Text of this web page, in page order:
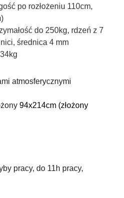
po rozłożeniu 110cm,
do 250kg, rdzeń z 7
średnica 4 mm
atmosferycznymi
94x214cm (złożony
pracy, do 11h pracy,